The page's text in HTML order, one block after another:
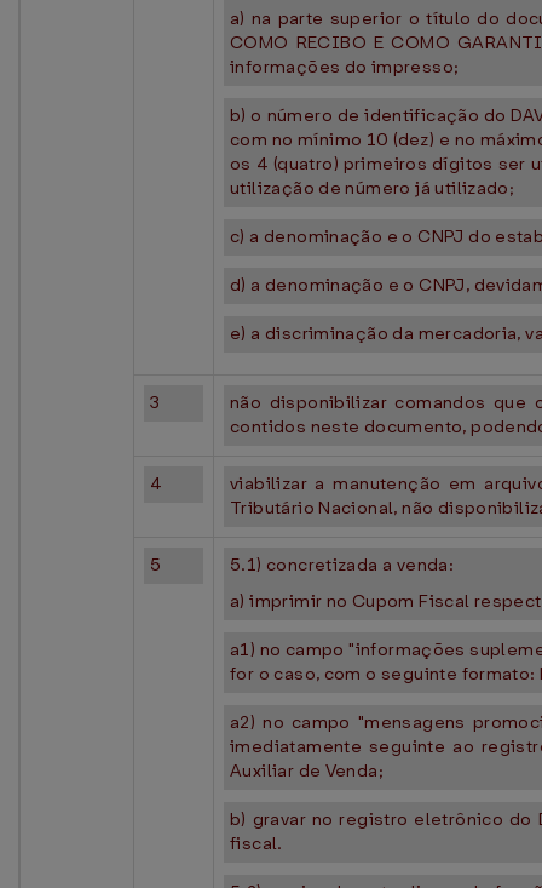
a) na parte superior o título do
COMO RECIBO E COMO
informações do impresso;
b) o número de identificação do
com no mínimo 10 (dez) e no
os 4 (quatro) primeiros dígitos ser
utilização de número já utilizado;
c) a denominação e o CNPJ do
d) a denominação e o CNPJ,
e) a discriminação da mercadoria,
3
não disponibilizar comandos que
contidos neste documento,
4
viabilizar a manutenção em
Tributário Nacional, não
5
5.1) concretizada a venda:
a) imprimir no Cupom Fiscal
a1) no campo "informações
for o caso, com o seguinte formato:
a2) no campo "mensagens
imediatamente seguinte ao
Auxiliar de Venda;
b) gravar no registro eletrônico do
fiscal.